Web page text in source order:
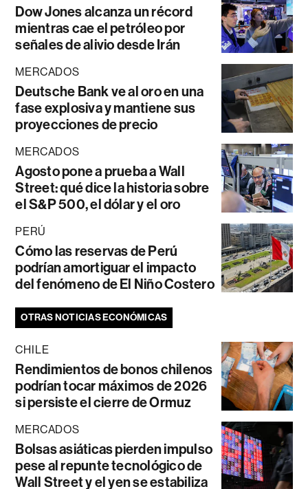
Dow Jones alcanza un récord
mientras cae el petróleo por
señales de alivio desde Irán
MERCADOS
Deutsche Bank ve al oro en una
fase explosiva y mantiene sus
proyecciones de precio
MERCADOS
Agosto pone a prueba a Wall
Street: qué dice la historia sobre
el S&P 500, el dólar y el oro
PERÚ
Cómo las reservas de Perú
podrían amortiguar el impacto
del fenómeno de El Niño Costero
OTRAS NOTICIAS ECONÓMICAS
CHILE
Rendimientos de bonos chilenos
podrían tocar máximos de 2026
si persiste el cierre de Ormuz
MERCADOS
Bolsas asiáticas pierden impulso
pese al repunte tecnológico de
Wall Street y el yen se estabiliza